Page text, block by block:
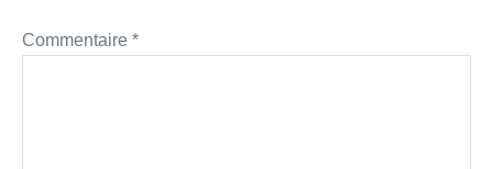
Commentaire *